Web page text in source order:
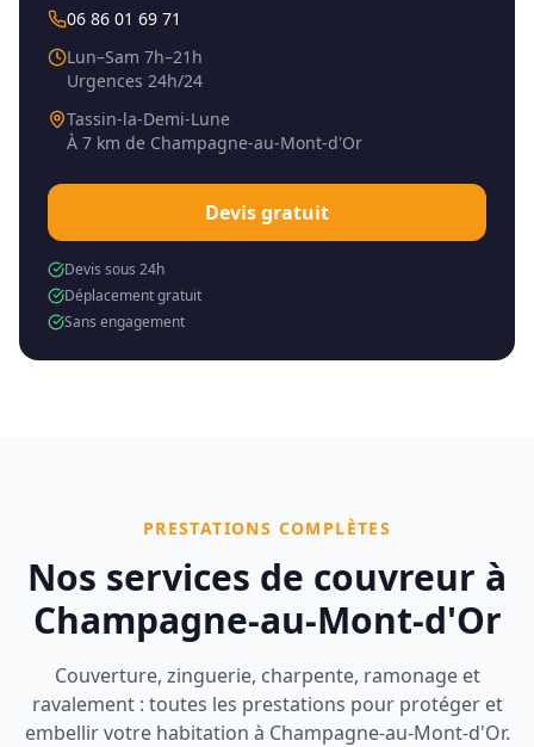
06 86 01 69 71
Lun–Sam 7h–21h
Urgences 24h/24
Tassin-la-Demi-Lune
À 7 km de Champagne-au-Mont-d'Or
Devis gratuit
Devis sous 24h
Déplacement gratuit
Sans engagement
PRESTATIONS COMPLÈTES
Nos services de couvreur à
Champagne-au-Mont-d'Or
Couverture, zinguerie, charpente, ramonage et
ravalement : toutes les prestations pour protéger et
embellir votre habitation à Champagne-au-Mont-d'Or.